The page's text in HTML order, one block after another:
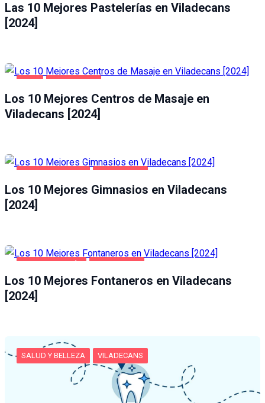
Las 10 Mejores Pastelerías en Viladecans
[2024]
Los 10 Mejores Centros de Masaje en
Viladecans [2024]
Los 10 Mejores Gimnasios en Viladecans
[2024]
Los 10 Mejores Fontaneros en Viladecans
[2024]
SALUD Y BELLEZA VILADECANS